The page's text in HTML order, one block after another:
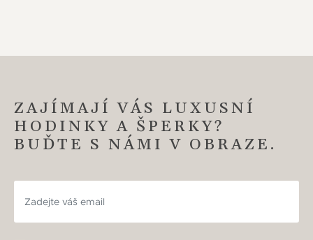
ZAJÍMAJÍ VÁS LUXUSNÍ
HODINKY A ŠPERKY?
BUĎTE S NÁMI V OBRAZE.